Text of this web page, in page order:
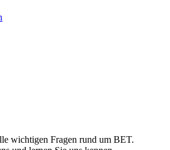
wichtigen Fragen rund um BET.